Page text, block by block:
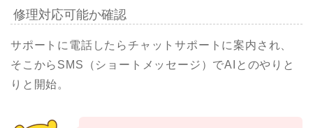
修理対応可能か確認
サポートに電話したらチャットサポートに案内され、
そこからSMS（ショートメッセージ）でAIとのやりと
りと開始。